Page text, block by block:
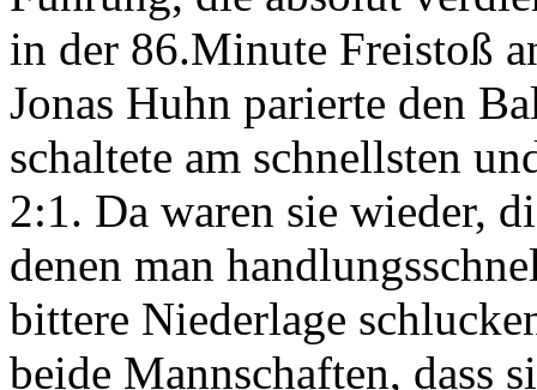
in der 86.Minute Freistoß
Jonas Huhn parierte den
schaltete am schnellsten
2:1. Da waren sie wieder,
denen man
bittere Niederlage
beide Mannschaften, dass